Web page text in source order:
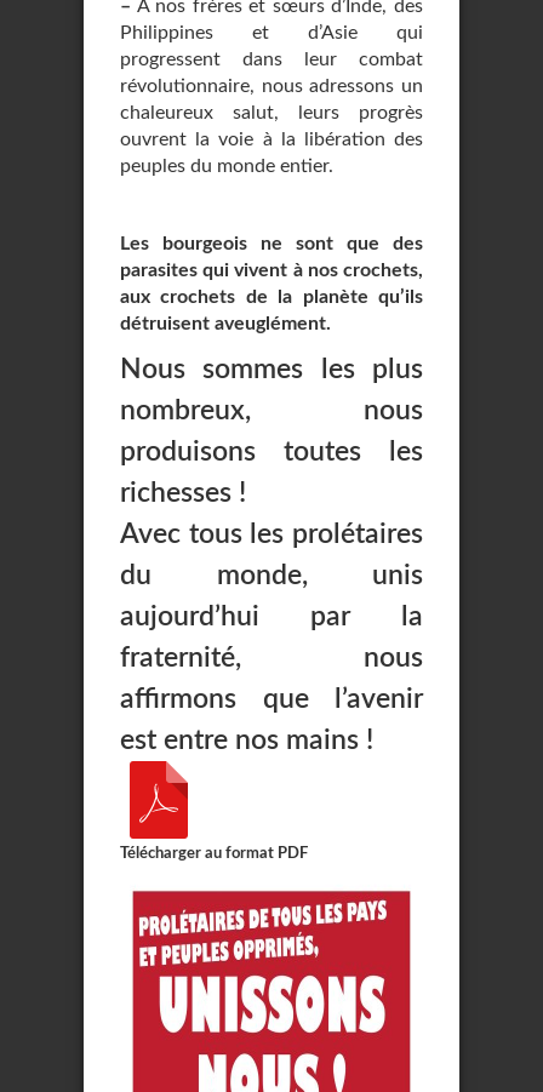
– A nos frères et sœurs d’Inde, des
Philippines et d’Asie qui
progressent dans leur combat
révolutionnaire, nous adressons un
chaleureux salut, leurs progrès
ouvrent la voie à la libération des
peuples du monde entier.
Les bourgeois ne sont que des
parasites qui vivent à nos crochets,
aux crochets de la planète qu’ils
détruisent aveuglément.
Nous sommes les plus
nombreux, nous
produisons toutes les
richesses !
Avec tous les prolétaires
du monde, unis
aujourd’hui par la
fraternité, nous
affirmons que l’avenir
est entre nos mains !
Télécharger au format PDF